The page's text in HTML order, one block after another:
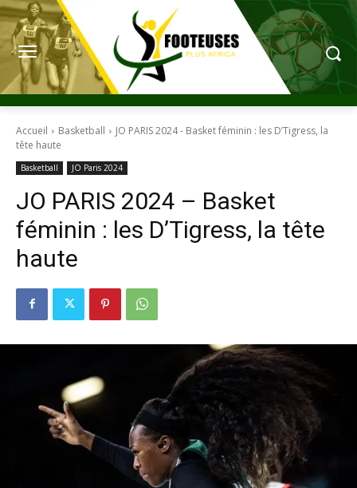
Accueil Basketball
JO PARIS 2024 - Basket féminin : les D’Tigress, la
tête haute
Basketball JO Paris 2024
JO PARIS 2024 – Basket
féminin : les D’Tigress, la tête
haute